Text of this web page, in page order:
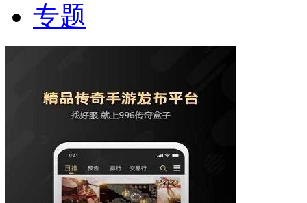
专题